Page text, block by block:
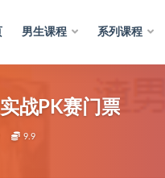
男生课程 系列课程
战PK赛门票
9.9